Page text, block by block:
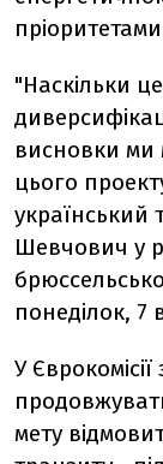
"Наскільки
висновки ми
цього
український
Шевчович у
понеділок, 7
У
мету